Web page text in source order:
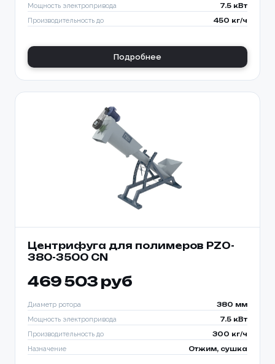
Мощность электропривода 7.5 кВт
Производительность до 450 кг/ч
Подробнее
Центрифуга для полимеров PZO-
380-3500 CN
469 503 руб
Диаметр ротора 380 мм
Мощность электропривода 7.5 кВт
Производительность до 300 кг/ч
Назначение Отжим, сушка